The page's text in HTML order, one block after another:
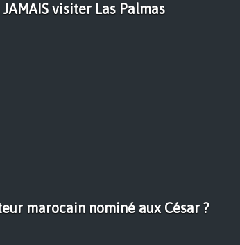
visiter Las Palmas
marocain nominé aux César ?